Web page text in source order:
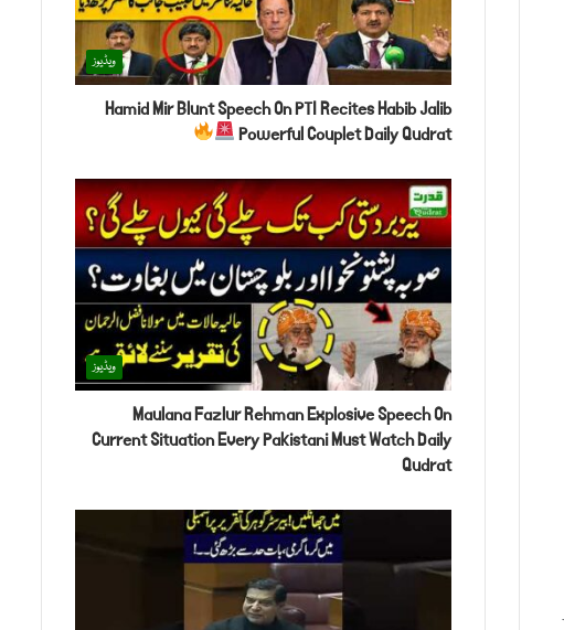
ویڈیوز
Hamid Mir Blunt Speech On PTI Recites Habib Jalib
Powerful Couplet Daily Qudrat
ویڈیوز
Maulana Fazlur Rehman Explosive Speech On
Current Situation Every Pakistani Must Watch Daily
Qudrat